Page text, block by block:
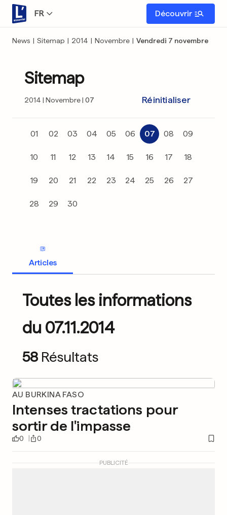
FR Découvrir
News | Sitemap | 2014 | Novembre | Vendredi 7 novembre
Sitemap
2014 Novembre 07 Réinitialiser
01 02 03 04 05 06 07 08 09
10 11 12 13 14 15 16 17 18
19 20 21 22 23 24 25 26 27
28 29 30
Articles
Toutes les informations
du 07.11.2014
58 Résultats
AU BURKINA FASO
Intenses tractations pour
sortir de l'impasse
0 0
PUBLICITÉ